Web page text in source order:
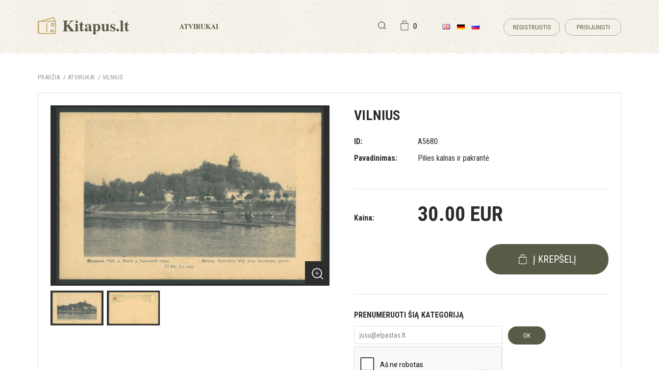
Kitapus.lt ATVIRUKAI 0 REGISTRUOTIS PRISIJUNGTI
PRADŽIA ATVIRUKAI VILNIUS
VILNIUS
ID:
A5680
Pavadinimas:
Pilies kalnas ir pakrantė
Kaina: 30.00 EUR
Į KREPŠELĮ
PRENUMERUOTI ŠIĄ KATEGORIJĄ
OK